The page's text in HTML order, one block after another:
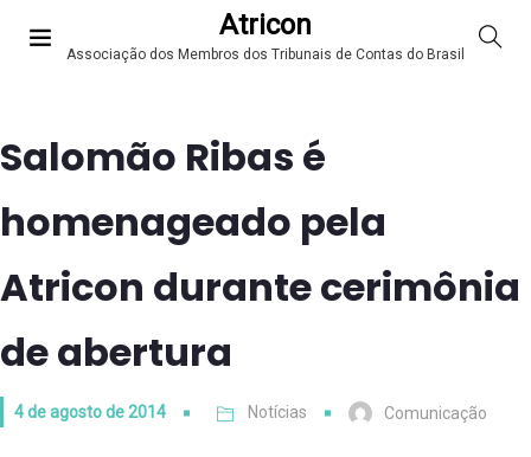
Atricon
Associação dos Membros dos Tribunais de Contas do Brasil
Salomão Ribas é
homenageado pela
Atricon durante cerimônia
de abertura
4 de agosto de 2014 Notícias Comunicação